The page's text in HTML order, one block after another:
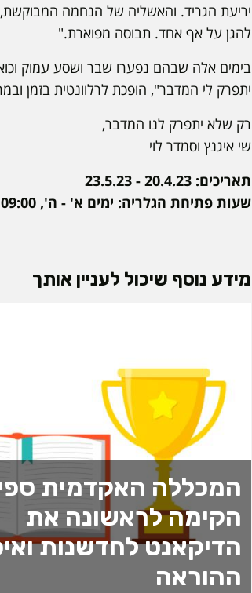
יריעת הגריד. והאשליה של הנחמה
להגן על אף אחד. תבוסה מפוארת."
בימים אלה שבהם נפערו שבר ושסע עמוק
יתפרק לי המדבר", הופכת לרלוונטית בזמן
רק שלא יתפרק לנו המדבר,
שי איגנץ וסמדר לוי
תאריכים: 20.4.23 - 23.5.23
שעות פתיחת הגלריה: ימים א' - ה', 09:00 - 18:00
מידע נוסף שיכול לעניין אותך
המכללה האקדמית
הקימה לראשונה את
הדיקאנט לחדשנות
ההוראה